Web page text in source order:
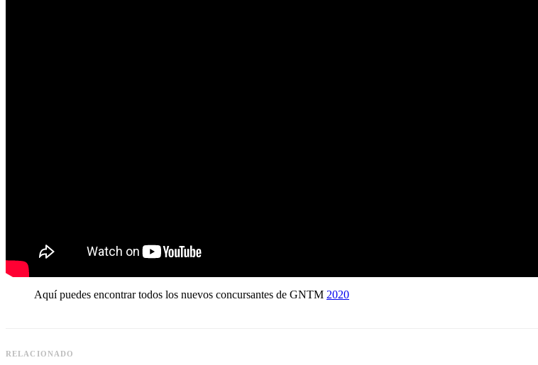
Aquí puedes encontrar todos los nuevos concursantes de GNTM 2020
RELACIONADO